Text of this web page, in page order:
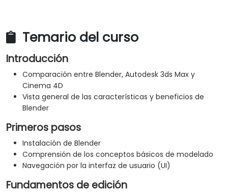
Temario del curso
Introducción
Comparación entre Blender, Autodesk 3ds Max y
Cinema 4D
Vista general de las características y beneficios de
Blender
Primeros pasos
Instalación de Blender
Comprensión de los conceptos básicos de modelado
Navegación por la interfaz de usuario (UI)
Fundamentos de edición